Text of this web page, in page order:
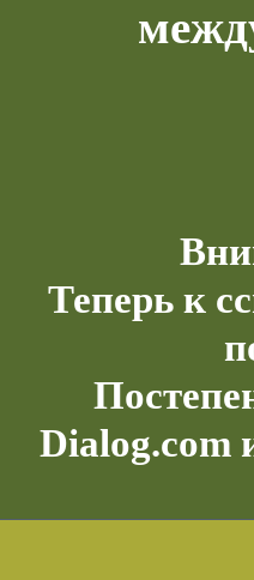
Теперь к
Dialog.com